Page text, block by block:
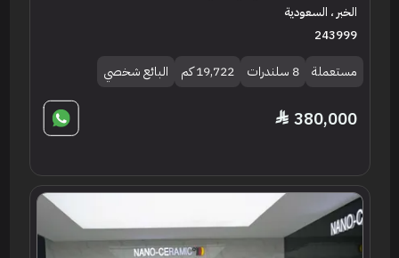
الخبر ، السعودية
243999
مستعملة 8 سلندرات 19,722 كم البائع شخصي
380,000